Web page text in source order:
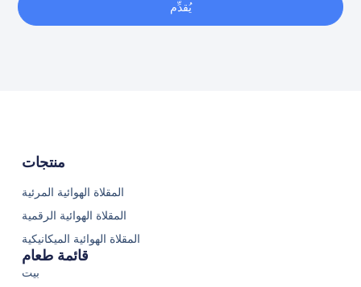
يُقدِّم
منتجات
المقلاة الهوائية المرئية
المقلاة الهوائية الرقمية
المقلاة الهوائية الميكانيكية
قائمة طعام
بيت